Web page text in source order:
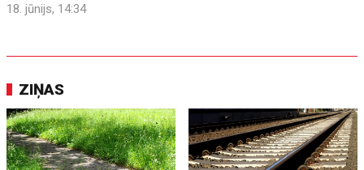
18. jūnijs, 14:34
ZIŅAS